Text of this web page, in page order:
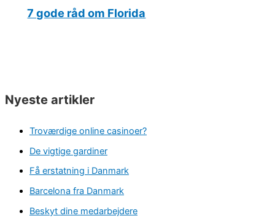
7 gode råd om Florida
Nyeste artikler
Troværdige online casinoer?
De vigtige gardiner
Få erstatning i Danmark
Barcelona fra Danmark
Beskyt dine medarbejdere